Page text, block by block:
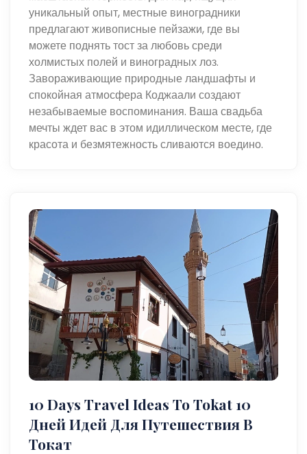
уникальный опыт, местные виноградники
предлагают живописные пейзажи, где вы
можете поднять тост за любовь среди
холмистых полей и виноградных лоз.
Завораживающие природные ландшафты и
спокойная атмосфера Коджаали создают
незабываемые воспоминания. Ваша свадьба
мечты ждет вас в этом идиллическом месте, где
красота и безмятежность сливаются воедино.
10 Days Travel Ideas To Tokat 10
Дней Идей Для Путешествия В
Токат